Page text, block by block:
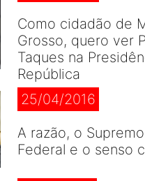
Como cidadão de
Grosso, quero ver
Taques na
República
25/04/2016
A razão, o
Federal e o senso